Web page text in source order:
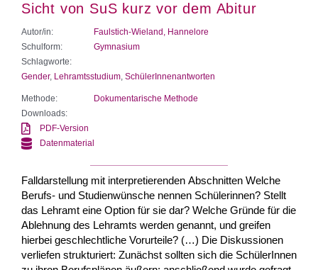
Sicht von SuS kurz vor dem Abitur
Autor/in:
Faulstich-Wieland, Hannelore
Schulform:
Gymnasium
Schlagworte:
Gender, Lehramtsstudium SchülerInnenantworten
Methode:
Dokumentarische Methode
Downloads:
PDF-Version
Datenmaterial
Falldarstellung mit interpretierenden Abschnitten Welche
Berufs- und Studienwünsche nennen Schülerinnen? Stellt
das Lehramt eine Option für sie dar? Welche Gründe für die
Ablehnung des Lehramts werden genannt, und greifen
hierbei geschlechtliche Vorurteile? (…) Die Diskussionen
verliefen strukturiert: Zunächst sollten sich die Schüle­rInnen